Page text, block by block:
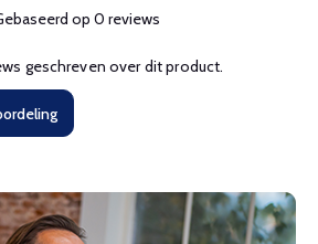
op 0 reviews
geschreven over dit product.